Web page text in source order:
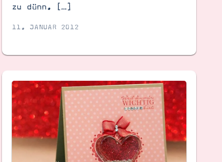
zu dünn. […]
11. JANUAR 2012